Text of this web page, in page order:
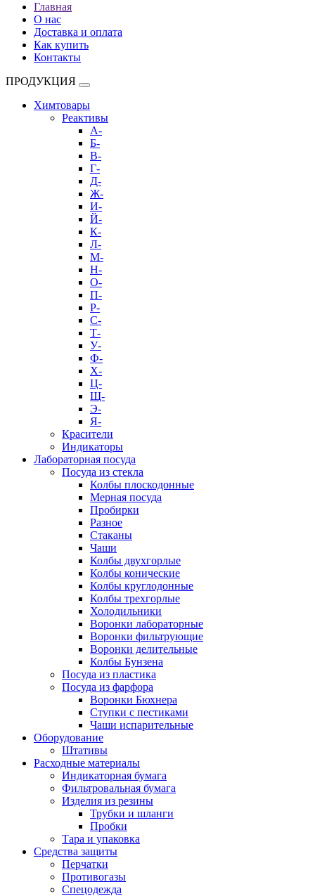
Главная
О нас
Доставка и оплата
Как купить
Контакты
ПРОДУКЦИЯ
Химтовары
Реактивы
А-
Б-
В-
Г-
Д-
Ж-
И-
Й-
К-
Л-
М-
Н-
О-
П-
Р-
С-
Т-
У-
Ф-
Х-
Ц-
Щ-
Э-
Я-
Красители
Индикаторы
Лабораторная посуда
Посуда из стекла
Колбы плоскодонные
Мерная посуда
Пробирки
Разное
Стаканы
Чаши
Колбы двухгорлые
Колбы конические
Колбы круглодонные
Колбы трехгорлые
Холодильники
Воронки лабораторные
Воронки фильтрующие
Воронки делительные
Колбы Бунзена
Посуда из пластика
Посуда из фарфора
Воронки Бюхнера
Ступки с пестиками
Чаши испарительные
Оборудование
Штативы
Расходные материалы
Индикаторная бумага
Фильтровальная бумага
Изделия из резины
Трубки и шланги
Пробки
Тара и упаковка
Средства защиты
Перчатки
Противогазы
Спецодежда